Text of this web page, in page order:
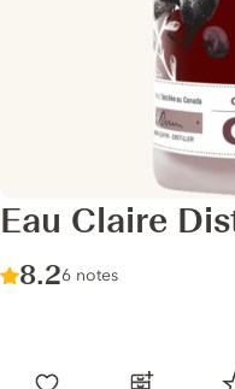
Eau Claire
Score :
8.2/ 10
6 notes